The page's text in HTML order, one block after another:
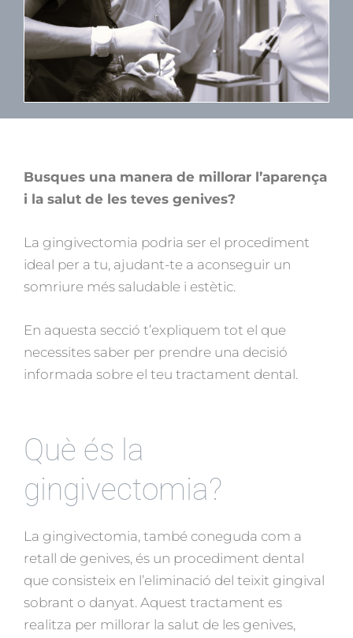
Busques una manera de millorar l’aparença
i la salut de les teves genives?
La gingivectomia podria ser el procediment
ideal per a tu, ajudant-te a aconseguir un
somriure més saludable i estètic.
En aquesta secció t’expliquem tot el que
necessites saber per prendre una decisió
informada sobre el teu tractament dental.
Què és la
gingivectomia?
La gingivectomia, també coneguda com a
retall de genives, és un procediment dental
que consisteix en l’eliminació del teixit gingival
sobrant o danyat. Aquest tractament es
realitza per millorar la salut de les genives,